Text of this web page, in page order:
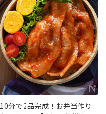
10分で2品完成！お弁当作り